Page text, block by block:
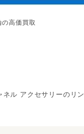
高価買取
ル アクセサリーのリ